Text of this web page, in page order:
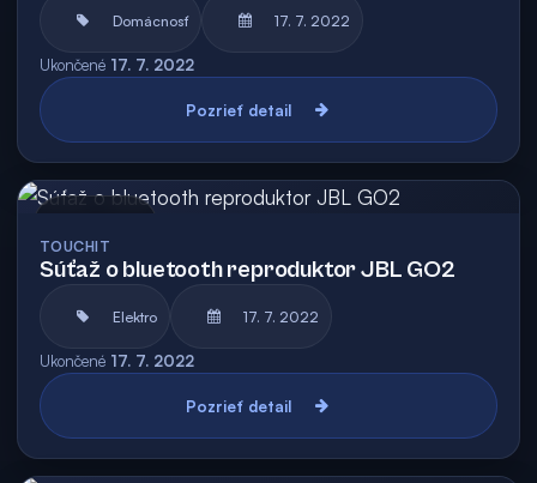
Domácnosť 17. 7. 2022
Ukončené 17. 7. 2022
Pozrieť detail
TOUCHIT
Súťaž o bluetooth reproduktor JBL GO2
Elektro 17. 7. 2022
Ukončené 17. 7. 2022
Pozrieť detail